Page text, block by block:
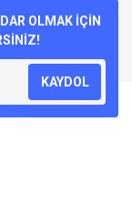
OLMAK İÇİN
KAYDOL